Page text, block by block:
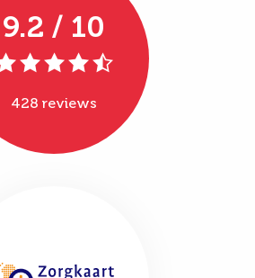
9.2 / 10
428 reviews